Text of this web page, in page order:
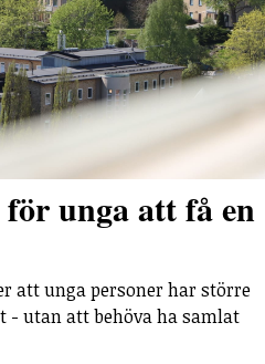
unga att få en
att unga personer har större
- utan att behöva ha samlat